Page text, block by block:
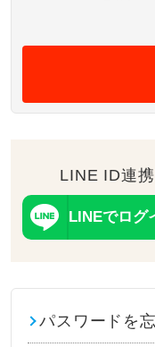
LINE ID連
LINEでログ
パスワードを